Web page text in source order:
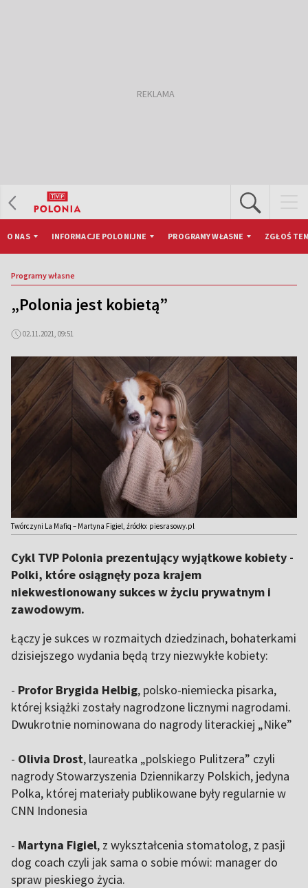
O NAS INFORMACJE POLONIJNE PROGRAMY WŁASNE ZGŁOŚ
Programy własne
„Polonia jest kobietą”
02.11.2021, 09:51
Twórczyni La Mafiq – Martyna Figiel, źródło: piesrasowy.pl
Cykl TVP Polonia prezentujący wyjątkowe kobiety -
Polki, które osiągnęły poza krajem
niekwestionowany sukces w życiu prywatnym i
zawodowym.
Łączy je sukces w rozmaitych dziedzinach, bohaterkami
dzisiejszego wydania będą trzy niezwykłe kobiety:
- Profor Brygida Helbig, polsko-niemiecka pisarka,
której książki zostały nagrodzone licznymi nagrodami.
Dwukrotnie nominowana do nagrody literackiej „Nike”
- Olivia Drost, laureatka „polskiego Pulitzera” czyli
nagrody Stowarzyszenia Dziennikarzy Polskich, jedyna
Polka, której materiały publikowane były regularnie w
CNN Indonesia
- Martyna Figiel, z wykształcenia stomatolog, z pasji
dog coach czyli jak sama o sobie mówi: manager do
spraw pieskiego życia.